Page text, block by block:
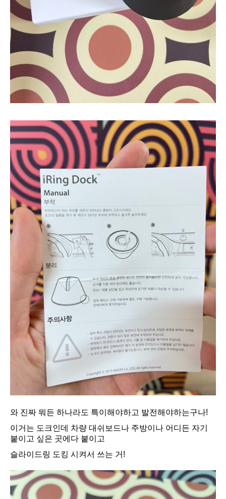
와 진짜 뭐든 하나라도 특이해야하고 발전해야하는구나!
이거는 도크인데 차량 대쉬보드나 주방이나 어디든 자기
붙이고 싶은 곳에다 붙이고
슬라이드링 도킹 시켜서 쓰는 거!